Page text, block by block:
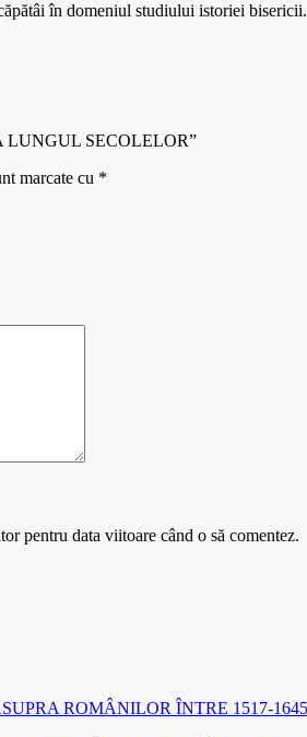
în domeniul studiului istoriei bisericii.
LUNGUL SECOLELOR”
marcate cu *
pentru data viitoare când o să comentez.